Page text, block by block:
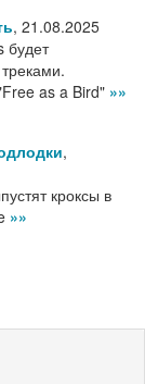
, 21.08.2025
будет
as a Bird" »»
,
кроксы в
»»